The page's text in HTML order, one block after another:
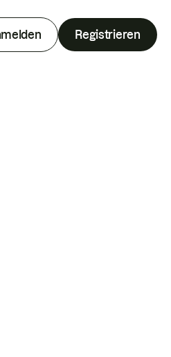
Registrieren